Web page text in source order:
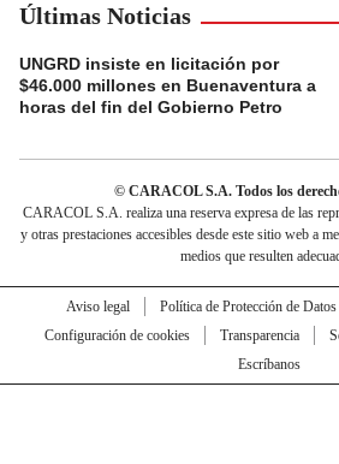
Últimas Noticias
UNGRD insiste en licitación por
$46.000 millones en Buenaventura a
horas del fin del Gobierno Petro
© CARACOL S.A. Todos los
CARACOL S.A. realiza una reserva expresa de las
y otras prestaciones accesibles desde este sitio web a
medios que resulten
Aviso legal Política de Protección de Datos
Configuración de cookies
Transparencia
Escríbanos